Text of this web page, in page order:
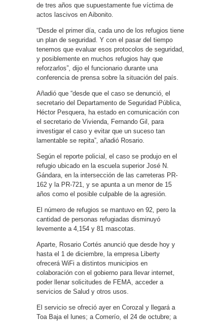
de tres años que supuestamente fue víctima de
actos lascivos en Aibonito.
“Desde el primer día, cada uno de los refugios tiene
un plan de seguridad. Y con el pasar del tiempo
tenemos que evaluar esos protocolos de seguridad,
y posiblemente en muchos refugios hay que
reforzarlos”, dijo el funcionario durante una
conferencia de prensa sobre la situación del país.
Añadió que “desde que el caso se denunció, el
secretario del Departamento de Seguridad Pública,
Héctor Pesquera, ha estado en comunicación con
el secretario de Vivienda, Fernando Gil, para
investigar el caso y evitar que un suceso tan
lamentable se repita”, añadió Rosario.
Según el reporte policial, el caso se produjo en el
refugio ubicado en la escuela superior José N.
Gándara, en la intersección de las carreteras PR-
162 y la PR-721, y se apunta a un menor de 15
años como el posible culpable de la agresión.
El número de refugios se mantuvo en 92, pero la
cantidad de personas refugiadas disminuyó
levemente a 4,154 y 81 mascotas.
Aparte, Rosario Cortés anunció que desde hoy y
hasta el 1 de diciembre, la empresa Liberty
ofrecerá WiFi a distintos municipios en
colaboración con el gobierno para llevar internet,
poder llenar solicitudes de FEMA, acceder a
servicios de Salud y otros usos.
El servicio se ofreció ayer en Corozal y llegará a
Toa Baja el lunes; a Comerío, el 24 de octubre; a